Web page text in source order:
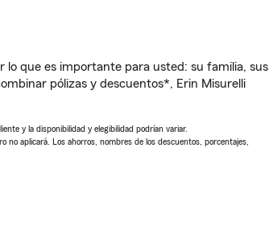
que es importante para usted: su familia, sus
pólizas y descuentos*, Erin Misurelli
y la disponibilidad y elegibilidad podrían variar.
no aplicará. Los ahorros, nombres de los descuentos, porcentajes,